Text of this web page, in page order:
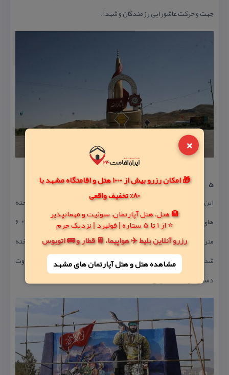
×
🎁 امکان رزرو بیش از 1000 هتل و اقامتگاه مشهد با
80% تخفیف واقعی
🏨 هتل، هتل آپارتمان، سوئیت و مهمانپذیر
⭐ از 1 تا 5 ستاره | فولبرد | نزدیک حرم
رزرو آنلاین بلیط ✈️ هواپیما، 🚆 قطار و 🚌 اتوبوس
مشاهده هتل و هتل‌ آپارتمان های مشهد
جهت و حركت عاشورایی رزمندگان و شهدا.
۵_ تابلو نقاشی‌های برجسته بزرگ دفاع مقدس:
این تابلوها تركیبی از عكس های مستند و نقاشی های سمبلیك از صحنه
های مختلف دفاع مقدس است كه به صورت نیمه برجسته در ابعاد۴* ۶
متر و به تعداد۱۷ عدد در دو طرف بولوار اصلی مجتمع (بولوار شهدا) ساخته
شده و یادآور صحنه‌هایی از دلاوری و ایثار رزمندگان اسلام و قساوت
دشمن در جنگ تحمیلی است.